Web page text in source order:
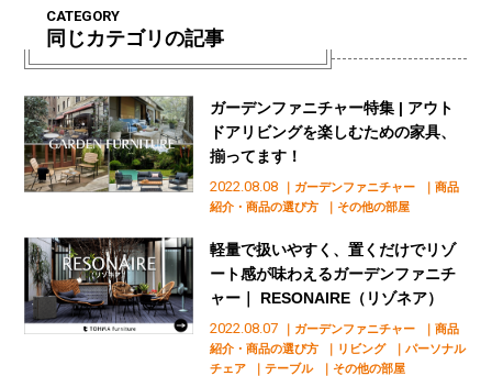
CATEGORY
同じカテゴリの記事
2022.08.08 ｜ガーデンファニチャー
｜商品
紹介・商品の選び方
｜その他の部屋
ガーデンファニチャー特集 | アウト
ドアリビングを楽しむための家具、
揃ってます！
2022.08.07 ｜ガーデンファニチャー
｜商品
紹介・商品の選び方
｜リビング
｜パーソナル
チェア
｜テーブル ｜その他の部屋
軽量で扱いやすく、置くだけでリゾ
ート感が味わえるガーデンファニチ
ャー｜ RESONAIRE（リゾネア）